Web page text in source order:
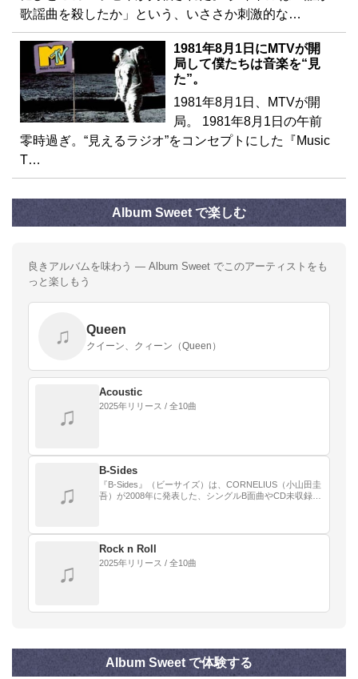
歌謡曲を殺したか」という、いささか刺激的な…
1981年8月1日にMTVが開
局して僕たちは音楽を“見
た”。
1981年8月1日、MTVが開
局。 1981年8月1日の午前
零時過ぎ。“見えるラジオ”をコンセプトにした『Music
T…
Album Sweet で楽しむ
良きアルバムを味わう — Album Sweet でこのアーティストをも
っと楽しもう
♫ Queen
クイーン、クィーン（Queen）
♫
Acoustic
2025年リリース / 全10曲
♫
B-Sides
『B-Sides』（ビーサイズ）は、CORNELIUS（小山田圭
吾）が2008年に発表した、シングルB面曲やCD未収録曲
♫
Rock n Roll
2025年リリース / 全10曲
Album Sweet で体験する